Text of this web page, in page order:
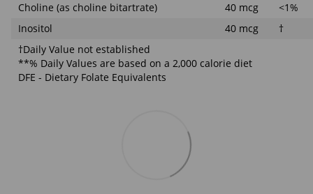
Choline (as choline bitartrate)
40 mcg
<1%
Inositol
40 mcg
†
†Daily Value not established
**% Daily Values are based on a 2,000 calorie diet
DFE - Dietary Folate Equivalents